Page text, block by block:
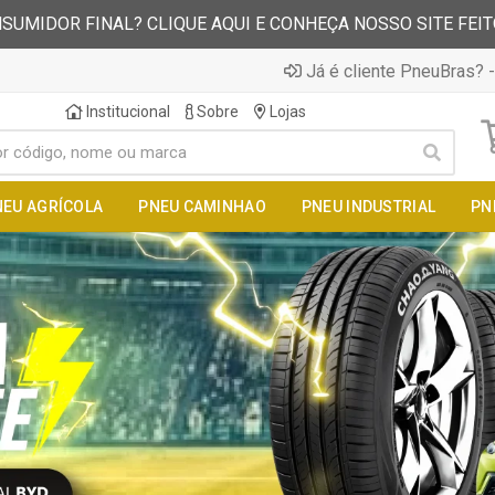
FINAL? CLIQUE AQUI E CONHEÇA NOSSO SITE
Já é cliente PneuBras?
Institucional Sobre Lojas
AGRÍCOLA PNEU CAMINHAO PNEU INDUSTRIAL